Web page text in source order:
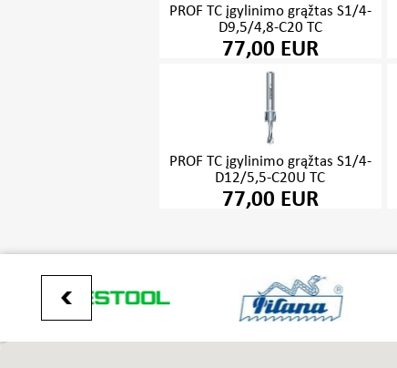
PROF TC įgylinimo grąžtas S1/4-
D9,5/4,8-C20 TC
77,00 EUR
PROF TC įgylinimo grąžtas S1/4-
D12/5,5-C20U TC
77,00 EUR